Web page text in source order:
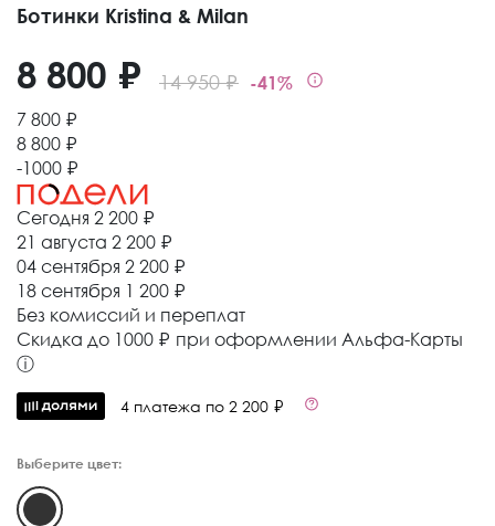
Ботинки Kristina & Milan
14 950 ₽ -41%
8 800 ₽
7 800 ₽
8 800 ₽
-1000 ₽
Сегодня 2 200 ₽
21 августа 2 200 ₽
04 сентября 2 200 ₽
18 сентября 1 200 ₽
Без комиссий и переплат
Cкидка до 1000 ₽ при оформлении Альфа-Карты
ⓘ
4 платежа по 2 200 ₽
Выберите цвет: